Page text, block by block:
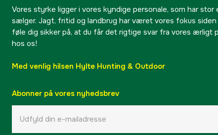
Vores styrke ligger i vores kyndige personale, som har stor
sælger. Jagt, fritid og landbrug har været vores fokus siden
føle dig sikker på, at du får det rigtige svar fra vores ærligt
hos os!
Med venlig hilsen Hylte Hunting & Outdoor
Abonner på vores nyhedsbrev